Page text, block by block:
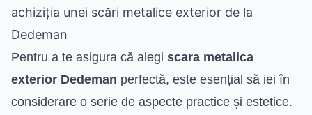
achiziția unei scări metalice exterior de la
Dedeman
Pentru a te asigura că alegi scara metalica
exterior Dedeman perfectă, este esențial să iei în
considerare o serie de aspecte practice și estetice.